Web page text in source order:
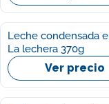
Leche condensada
La lechera 370g
Ver precio